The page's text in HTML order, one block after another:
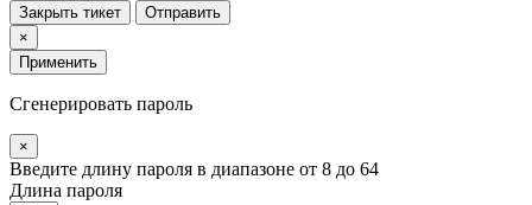
Закрыть тикет
Отправить
×
Применить
Сгенерировать пароль
×
Введите длину пароля в диапазоне от 8 до 64
Длина пароля